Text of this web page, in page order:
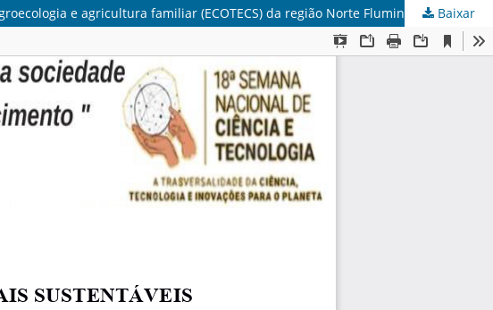
e agricultura familiar (ECOTECS) da região Norte Fluminense Baixar